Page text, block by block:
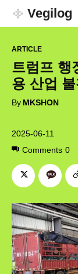
Vegilog
2025-06-11
Comments 0
ARTICLE
트럼프 행
용 산업
By MKSHON